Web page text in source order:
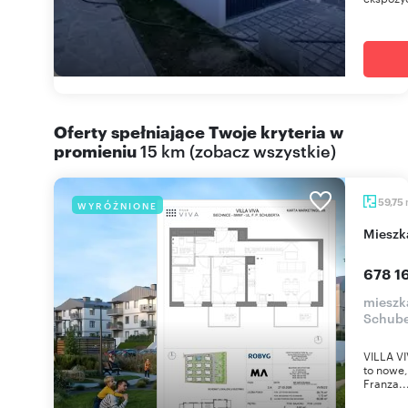
Oferty spełniające Twoje kryteria w
promieniu15 km (zobacz wszystkie)
WYRÓŻNIONE 59,75
678
VILLA
to